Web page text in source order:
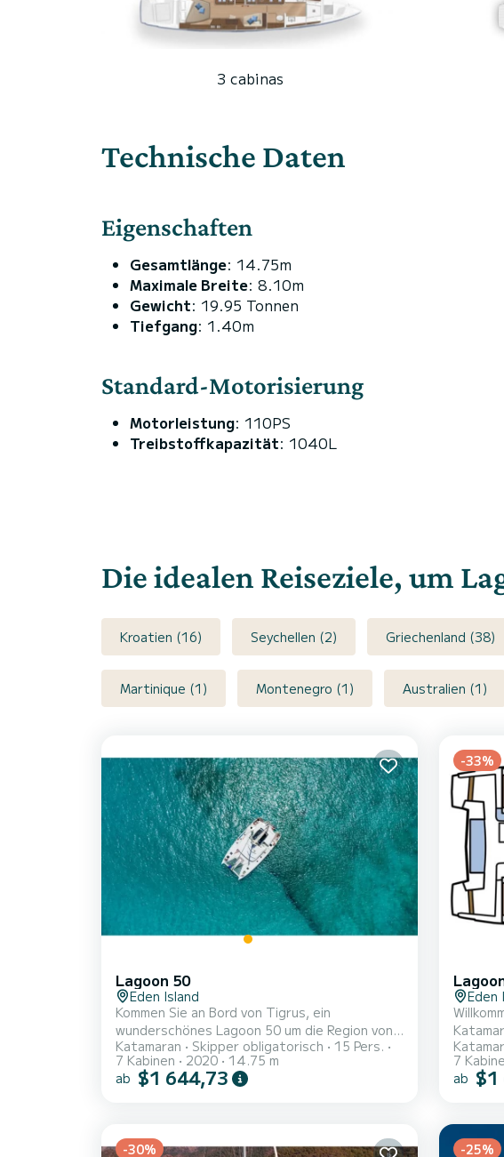
3 cabinas
Technische Daten
Eigenschaften
Gesamtlänge: 14.75m
Maximale Breite: 8.10m
Gewicht: 19.95 Tonnen
Tiefgang: 1.40m
Standard-Motorisierung
Motorleistung: 110PS
Treibstoffkapazität: 1040L
Die idealen Reiseziele, um
Kroatien (16) Seychellen (2) Griechenland (38)
Martinique (1) Montenegro (1) Australien (1)
Lagoon 50
Eden Island
Kommen Sie an Bord von Tigrus, ein
wunderschönes Lagoon 50 um die Region von
Eden Island zu entdecken. Das Katamaran
wurde 2020 gebaut und verspricht hohen
Komfort auf See. Das Boot hat 7 Kabinen mit
Metern wird es Ihr perfekter Begleiter sein,
Katamaran Skipper obligatorisch
15 Pers.
7 Kabinen
2020
14.75 m
ab $1 644,73
-33%
Eden
Boot
bester
7
ab $1
-30% -25%